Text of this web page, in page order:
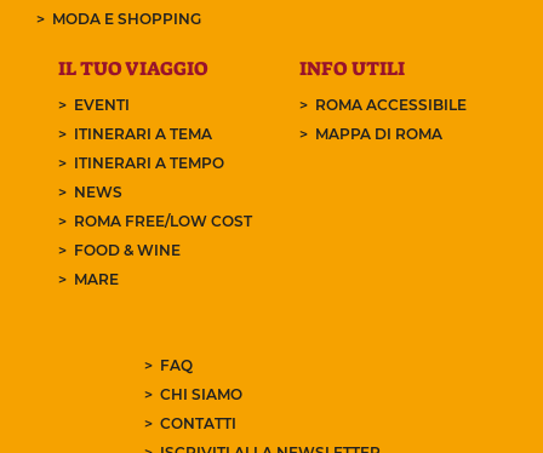
MODA E SHOPPING
IL TUO VIAGGIO
EVENTI
ITINERARI A TEMA
ITINERARI A TEMPO
NEWS
ROMA FREE/LOW COST
FOOD & WINE
MARE
INFO UTILI
ROMA ACCESSIBILE
MAPPA DI ROMA
FAQ
CHI SIAMO
CONTATTI